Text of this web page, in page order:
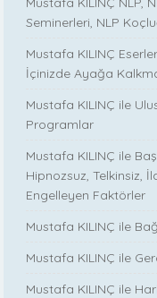
Seminerleri, NLP
Mustafa KILINÇ
İçinizde Ayağa
Mustafa KILINÇ ile
Programlar
Mustafa KILINÇ ile
Hipnozsuz, Telkinsiz,
Engelleyen Faktörler
Mustafa KILINÇ ile
Mustafa KILINÇ ile
Mustafa KILINÇ ile